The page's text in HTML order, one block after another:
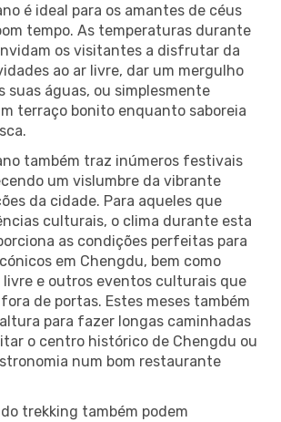
é ideal para os amantes de céus
tempo. As temperaturas durante
os visitantes a disfrutar da
ao ar livre, dar um mergulho
suas águas, ou simplesmente
terraço bonito enquanto saboreia
também traz inúmeros festivais
um vislumbre da vibrante
da cidade. Para aqueles que
culturais, o clima durante esta
as condições perfeitas para
em Chengdu, bem como
livre e outros eventos culturais que
de portas. Estes meses também
para fazer longas caminhadas
o centro histórico de Chengdu ou
num bom restaurante
trekking também podem